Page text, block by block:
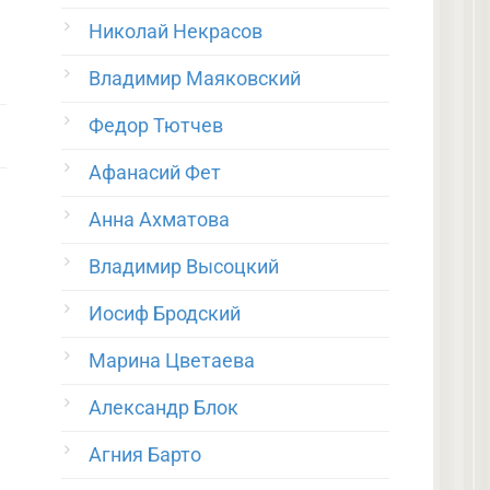
Николай Некрасов
Владимир Маяковский
Федор Тютчев
Афанасий Фет
Анна Ахматова
Владимир Высоцкий
Иосиф Бродский
Марина Цветаева
Александр Блок
Агния Барто